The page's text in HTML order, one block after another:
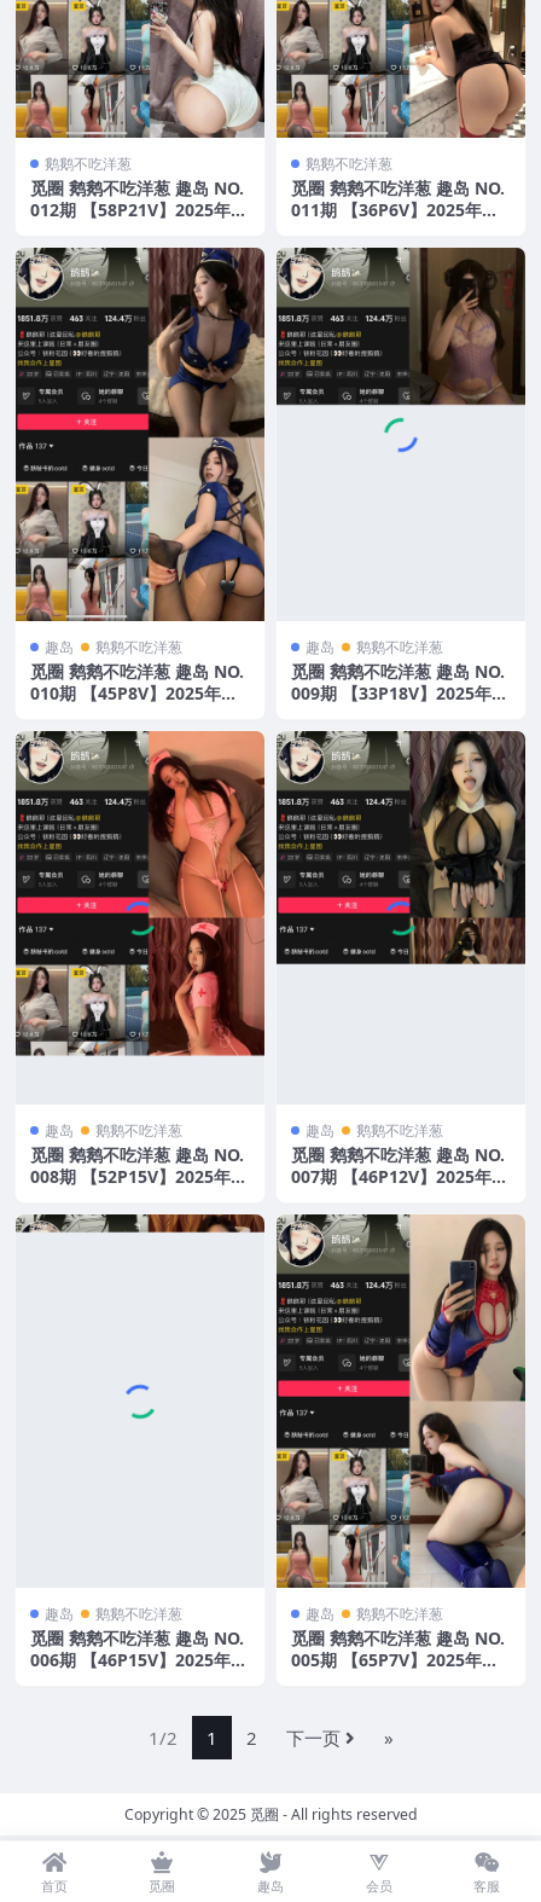
鹅鹅不吃洋葱
觅圈 鹅鹅不吃洋葱 趣岛 NO.
012期 【58P21V】2025年最
鹅鹅不吃洋葱
觅圈 鹅鹅不吃洋葱 趣岛 NO.
011期 【36P6V】2025年最
趣岛 鹅鹅不吃洋葱
觅圈 鹅鹅不吃洋葱 趣岛 NO.
010期 【45P8V】2025年最
趣岛 鹅鹅不吃洋葱
觅圈 鹅鹅不吃洋葱 趣岛 NO.
009期 【33P18V】2025年最
趣岛 鹅鹅不吃洋葱
觅圈 鹅鹅不吃洋葱 趣岛 NO.
008期 【52P15V】2025年最
趣岛 鹅鹅不吃洋葱
觅圈 鹅鹅不吃洋葱 趣岛 NO.
007期 【46P12V】2025年最
趣岛 鹅鹅不吃洋葱
觅圈 鹅鹅不吃洋葱 趣岛 NO.
006期 【46P15V】2025年最
趣岛 鹅鹅不吃洋葱
觅圈 鹅鹅不吃洋葱 趣岛 NO.
005期 【65P7V】2025年最
1/2 1 2 下一页 »
Copyright © 2025 觅圈 - All rights reserved
首页 觅圈 趣岛 会员 客服